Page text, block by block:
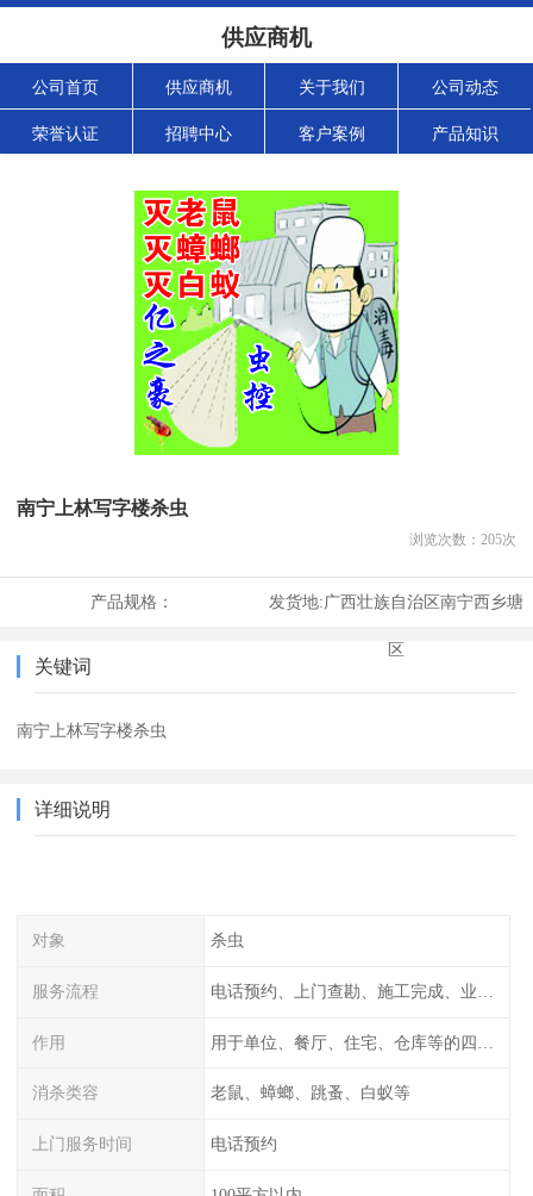
供应商机
公司首页 供应商机 关于我们 公司动态
荣誉认证 招聘中心 客户案例 产品知识
南宁上林写字楼杀虫
浏览次数： 205次
产品规格： 发货地:广西壮族自治区南宁西乡塘
区
关键词
南宁上林写字楼杀虫
详细说明
对象 杀虫
服务流程
作用
消杀类容 老鼠、蟑螂、跳蚤、白蚁等
上门服务时间 电话预约